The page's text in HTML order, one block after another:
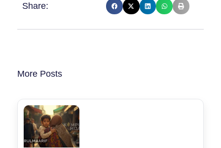
Share:
More Posts